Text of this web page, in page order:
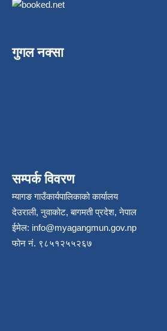
गुगल नक्सा
सम्पर्क विवरण
म्यागङ गाउँकार्यपालिकाको कार्यालय
देउराली, नुवाकोट, बागमती प्रदेश, नेपाल
ईमेल: info@myagangmun.gov.np
फोन नं. ९८५१२५५२६७